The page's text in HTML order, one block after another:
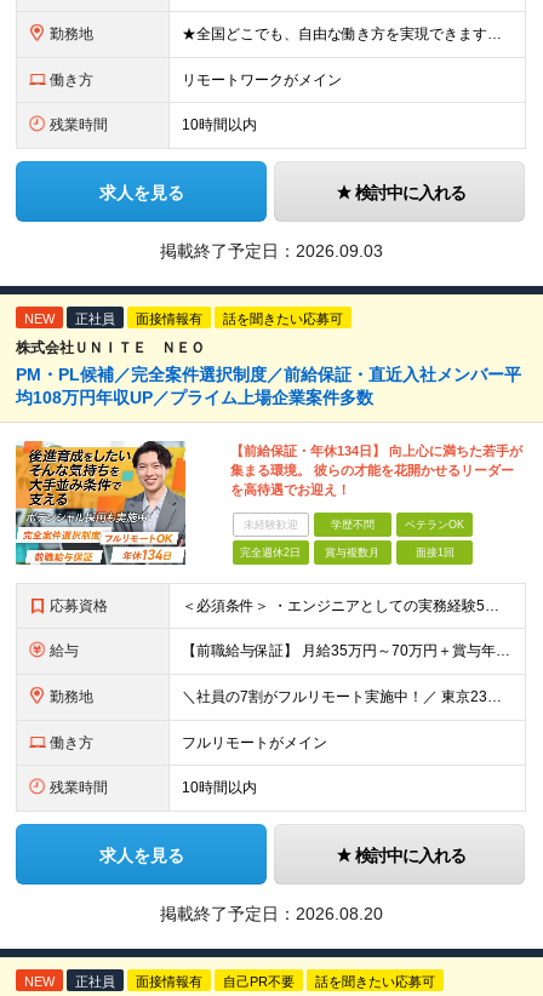
勤務地 ★全国どこでも、自由な働き方を実現できます！ 全国のプロジェクト先やフルリモート環境での勤務も可能です。 ＼自由度の高い働き方、叶えます／ ・フルリモートで働きたい ・ハイブリットに働きたい ・家庭
働き方 リモートワークがメイン
残業時間 10時間以内
求人を見る 検討中に入れる
掲載終了予定日： 2026.09.03
NEW 正社員 面接情報有 話を聞きたい応募可
株式会社ＵＮＩＴＥ ＮＥＯ
PM・PL候補／完全案件選択制度／前給保証・直近入社メンバー平
均108万円年収UP／プライム上場企業案件多数
【前給保証・年休134日】 向上心に満ちた若手が
集まる環境。 彼らの才能を花開かせるリーダー
を高待遇でお迎え！
未経験歓迎 学歴不問 ベテランOK
完全週休2日 賞与複数月 面接1回
応募資格 ＜必須条件＞ ・エンジニアとしての実務経験5年以上 ＜尚可条件＞ ・PM、PL経験 ・後輩指導やチームリーダーなど、何らかのリード経験 ※リーダー未経験の方のご応募も大歓迎です！ポテンシャル採用を
給与 【前職給与保証】 月給35万円～70万円＋賞与年2回＋各種手当 ※前職の給与・スキル・経験を考慮の上、決定いたします。 ※月給には固定残業代（月30時間分／5万円～10万円）を含みます。超過分は別途
勤務地 ＼社員の7割がフルリモート実施中！／ 東京23区内など1都3県を中心としたプロジェクト先での勤務となります。 ※勤務地は希望を考慮します ≪本社≫ 東京都渋谷区恵比寿南1丁目3番7号 隅越ビル5階
働き方 フルリモートがメイン
残業時間 10時間以内
求人を見る 検討中に入れる
掲載終了予定日： 2026.08.20
NEW 正社員 面接情報有 自己PR不要 話を聞きたい応募可